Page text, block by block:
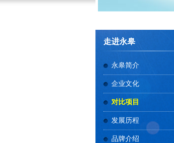
走进永皋
永皋简介
企业文化
对比项目
发展历程
品牌介绍